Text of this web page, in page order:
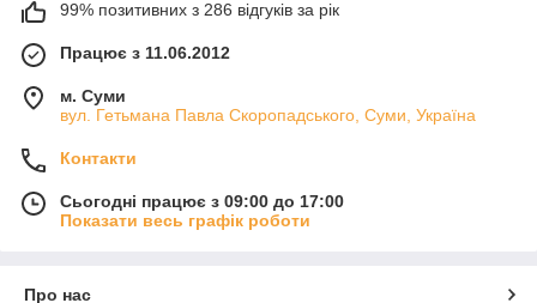
99% позитивних з 286 відгуків за рік
Працює з 11.06.2012
м. Суми
вул. Гетьмана Павла Скоропадського, Суми, Україна
Контакти
Сьогодні працює з 09:00 до 17:00
Показати весь графік роботи
Про нас